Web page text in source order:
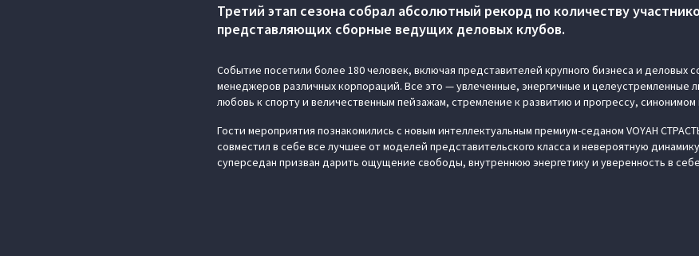
Третий этап сезона собрал абсолютный рекорд по количеству
представляющих сборные ведущих деловых клубов.
Событие посетили более 180 человек, включая представителей крупного бизнеса и деловых
менеджеров различных корпораций. Все это — увлеченные, энергичные и целеустремленные
любовь к спорту и величественным пейзажам, стремление к развитию и прогрессу, синонимом
Гости мероприятия познакомились с новым интеллектуальным премиум-седаном VOYAH
совместил в себе все лучшее от моделей представительского класса и невероятную
суперседан призван дарить ощущение свободы, внутреннюю энергетику и уверенность в